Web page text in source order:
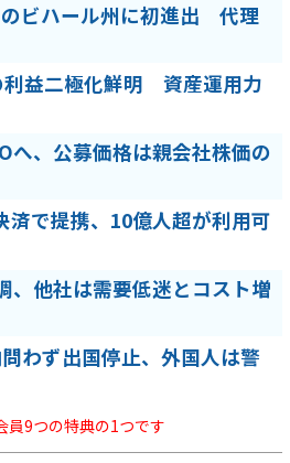
ビハール州に初進出 代理
利益二極化鮮明 資産運用力
へ、公募価格は親会社株価の
済で提携、10億人超が利用可
、他社は需要低迷とコスト増
わず出国停止、外国人は警
員9つの特典の1つです